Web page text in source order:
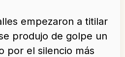
empezaron a titilar
produjo de golpe un
por el silencio más